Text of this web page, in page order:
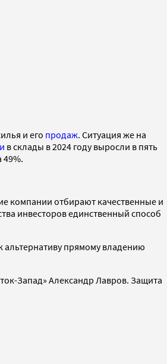
и его продаж. Ситуация же на
в склады в 2024 году выросли в пять
49%.
компании отбирают качественные и
инвесторов единственный способ
прямому владению
Запад» Александр Лавров. Защита